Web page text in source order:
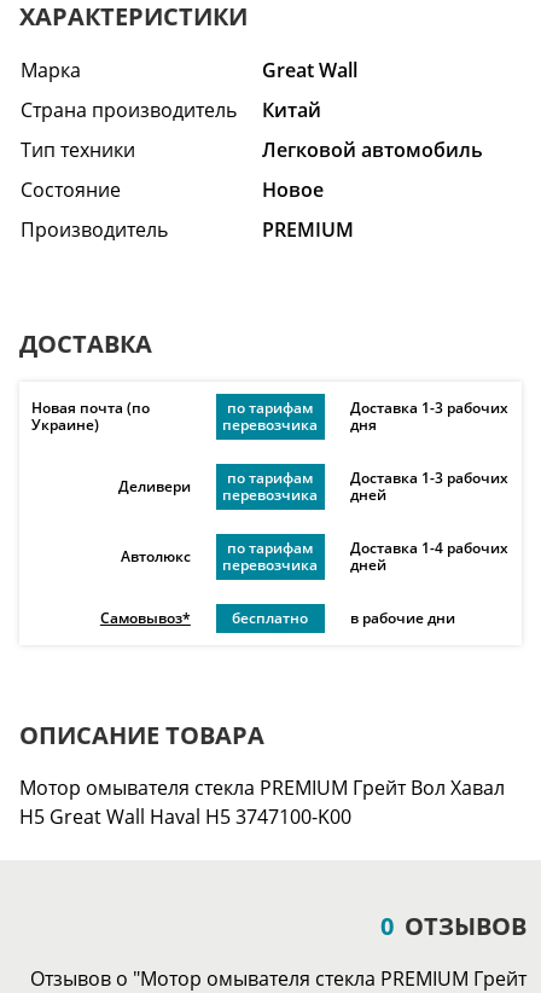
ХАРАКТЕРИСТИКИ
Марка
Great Wall
Страна производитель
Китай
Тип техники
Легковой автомобиль
Состояние
Hовое
Производитель
PREMIUM
ДОСТАВКА
Новая почта (по
Украине)
по тарифам
перевозчика
Доставка 1-3 рабочих
дня
Деливери
по тарифам
перевозчика
Доставка 1-3 рабочих
дней
Автолюкс
по тарифам
перевозчика
Доставка 1-4 рабочих
дней
Самовывоз* бесплатно в рабочие дни
ОПИСАНИЕ ТОВАРА
Мотор омывателя стекла PREMIUM Грейт Вол Хавал
Н5 Great Wall Haval H5 3747100-K00
0 ОТЗЫВОВ
Отзывов о "Мотор омывателя стекла PREMIUM Грейт